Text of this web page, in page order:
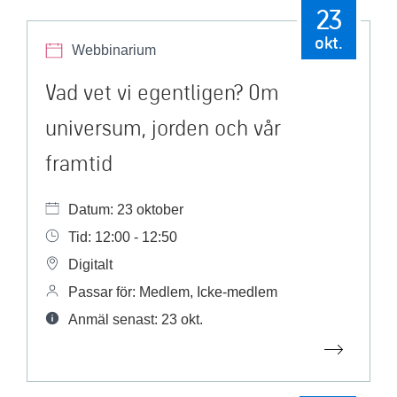
Webbinarium
23
okt.
Vad vet vi egentligen? Om
universum, jorden och vår
framtid
Datum: 23 oktober
Tid: 12:00 - 12:50
Digitalt
Passar för: Medlem, Icke-medlem
Anmäl senast: 23 okt.